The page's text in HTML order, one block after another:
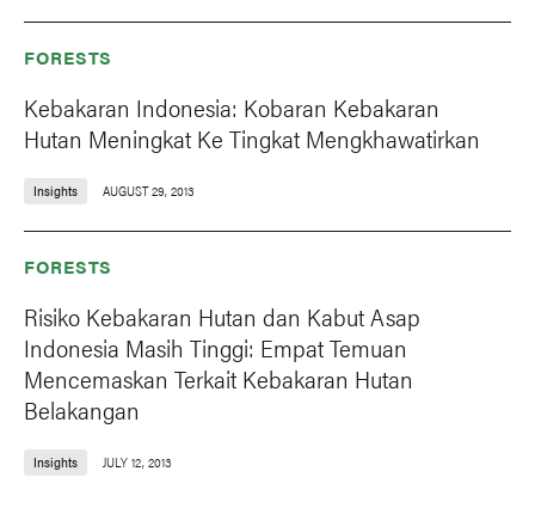
FORESTS
Kebakaran Indonesia: Kobaran Kebakaran
Hutan Meningkat Ke Tingkat Mengkhawatirkan
Insights AUGUST 29, 2013
FORESTS
Risiko Kebakaran Hutan dan Kabut Asap
Indonesia Masih Tinggi: Empat Temuan
Mencemaskan Terkait Kebakaran Hutan
Belakangan
Insights JULY 12, 2013